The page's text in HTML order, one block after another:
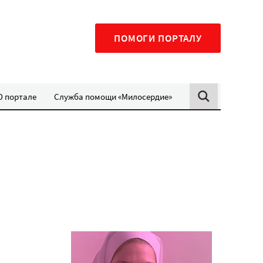
ПОМОГИ ПОРТАЛУ
портале Служба помощи «Милосердие»